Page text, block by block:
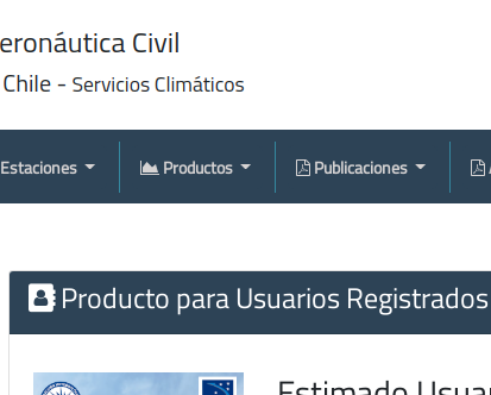
Estaciones Productos Publicaciones
Producto para Usuarios Registrados